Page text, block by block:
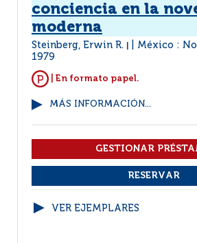
conciencia en la
moderna
Steinberg, Erwin R. México :
1979
| En formato papel.
MÁS INFORMACIÓN...
VER EJEMPLARES